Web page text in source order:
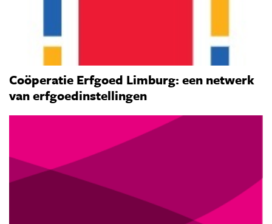
Coöperatie Erfgoed Limburg: een netwerk
van erfgoedinstellingen